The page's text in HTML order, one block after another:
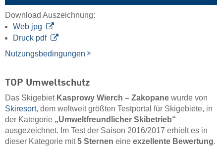
Download Auszeichnung:
Web jpg
Druck pdf
Nutzungsbedingungen
TOP Umweltschutz
Das Skigebiet Kasprowy Wierch – Zakopane wurde von
Skiresort, dem weltweit größten Testportal für Skigebiete, in
der Kategorie „Umweltfreundlicher Skibetrieb“
ausgezeichnet. Im Test der Saison 2016/2017 erhielt es in
dieser Kategorie mit5 Sternen eine exzellente Bewertung.